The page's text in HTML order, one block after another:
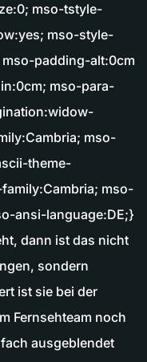
mso-tstyle-
mso-style-
padding-alt:0cm
mso-para-
mso-
theme-
mso-
ansi-language:DE;}
dann ist das nicht
sondern
ist sie bei der
Fernsehteam noch
ausgeblendet